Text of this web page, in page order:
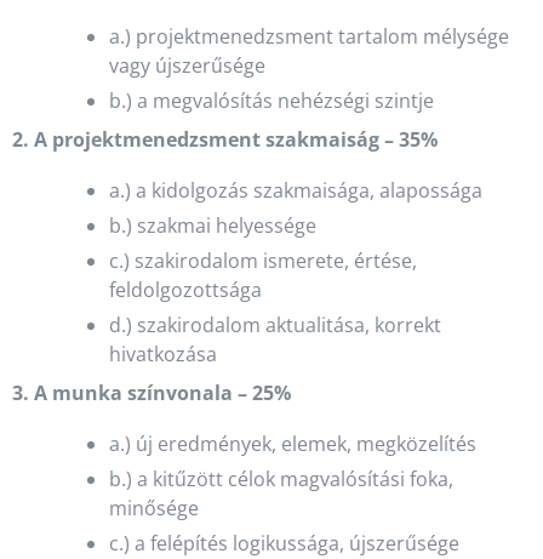
a.) projektmenedzsment tartalom mélysége
vagy újszerűsége
b.) a megvalósítás nehézségi szintje
2. A projektmenedzsment szakmaiság – 35%
a.) a kidolgozás szakmaisága, alapossága
b.) szakmai helyessége
c.) szakirodalom ismerete, értése,
feldolgozottsága
d.) szakirodalom aktualitása, korrekt
hivatkozása
3. A munka színvonala – 25%
a.) új eredmények, elemek, megközelítés
b.) a kitűzött célok magvalósítási foka,
minősége
c.) a felépítés logikussága, újszerűsége